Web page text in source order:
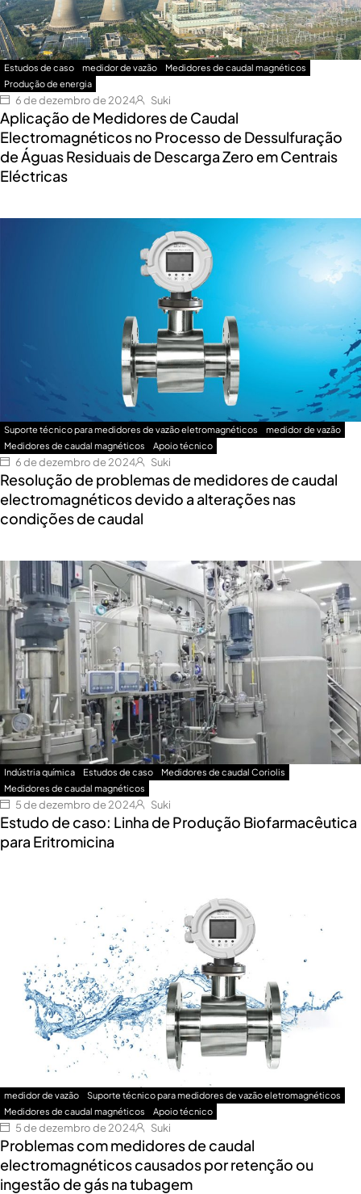
Estudos de caso medidor de vazão
Medidores de caudal magnéticos
Produção de energia
6 de dezembro de 2024 Suki
Aplicação de Medidores de Caudal
Electromagnéticos no Processo de Dessulfuração
de Águas Residuais de Descarga Zero em Centrais
Eléctricas
Suporte técnico para medidores de vazão eletromagnéticos
medidor de vazão
Medidores de caudal magnéticos
Apoio técnico
6 de dezembro de 2024 Suki
Resolução de problemas de medidores de caudal
electromagnéticos devido a alterações nas
condições de caudal
Indústria química Estudos de caso
Medidores de caudal Coriolis
Medidores de caudal magnéticos
5 de dezembro de 2024 Suki
Estudo de caso: Linha de Produção Biofarmacêutica
para Eritromicina
medidor de vazão
Suporte técnico para medidores de vazão eletromagnéticos
Medidores de caudal magnéticos
Apoio técnico
5 de dezembro de 2024 Suki
Problemas com medidores de caudal
electromagnéticos causados por retenção ou
ingestão de gás na tubagem